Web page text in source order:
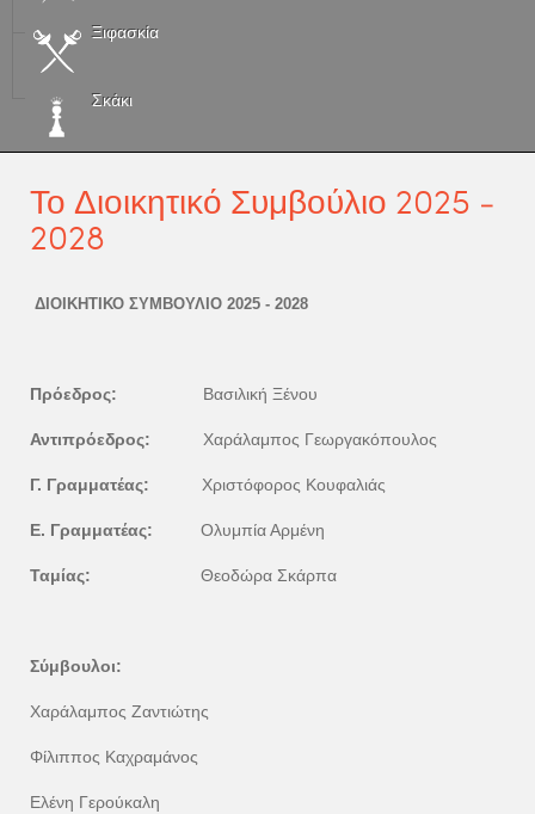
Ξιφασκία
Σκάκι
Το Διοικητικό Συμβούλιο 2025 -
2028
ΔΙΟΙΚΗΤΙΚΟ ΣΥΜΒΟΥΛΙΟ 2025 - 2028
Πρόεδρος: Βασιλική Ξένου
Αντιπρόεδρος: Χαράλαμπος Γεωργακόπουλος
Γ. Γραμματέας: Χριστόφορος Κουφαλιάς
E. Γραμματέας: Ολυμπία Αρμένη
Ταμίας: Θεοδώρα Σκάρπα
Σύμβουλοι:
Χαράλαμπος Ζαντιώτης
Φίλιππος Καχραμάνος
Ελένη Γερούκαλη